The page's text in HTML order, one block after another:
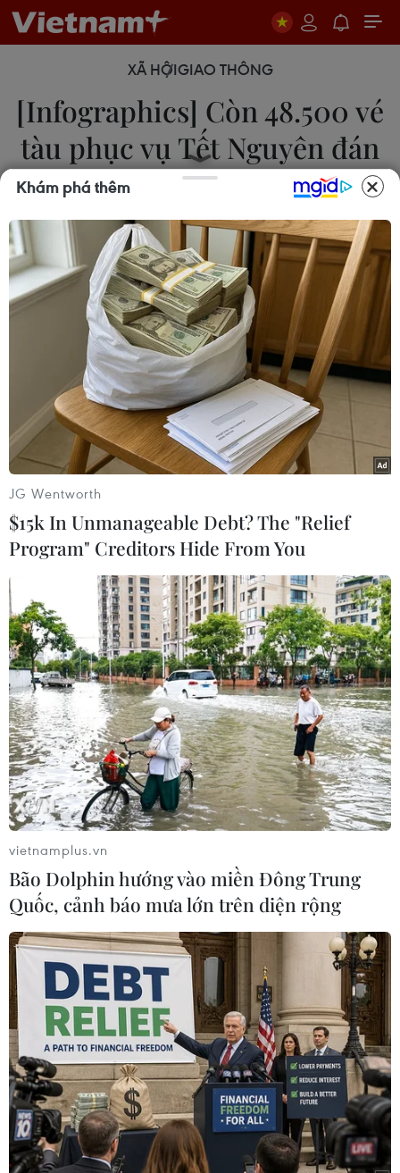
XÃ HỘIGIAO THÔNG
[Infographics] Còn 48.500 vé
tàu phục vụ Tết Nguyên đán
2019
21/12/2018 22:43
Tính đến 19/12 vừa qua, tổng số vé tàu bán cho
hành khách trong dịp Tết Nguyên đán 2019 là gần
230.000 vé; hiện vẫn còn 48.500 vé của 8 chiều
tàu chạy trên tuyến Thống Nhất phục vụ hành
khách dịp này.
(Nhấp chuột để xem kích thước chuẩn)
Tính đến ngày 19/12 vừa qua, tổng số vé tàu bán
cho hành khách trong dịp Tết Nguyên đán 2019
là gần 230.000 vé.
Hiện vẫn còn 48.500 vé của 8 chiều tàu chạy
trên tuyến Thống Nhất phục vụ hành khách đi
lại trong dịp này./.
Khám phá thêm
JG Wentworth
$15k In Unmanageable Debt? The "Relief
Program" Creditors Hide From You
vietnamplus.vn
Bão Dolphin hướng vào miền Đông Trung
Quốc, cảnh báo mưa lớn trên diện rộng